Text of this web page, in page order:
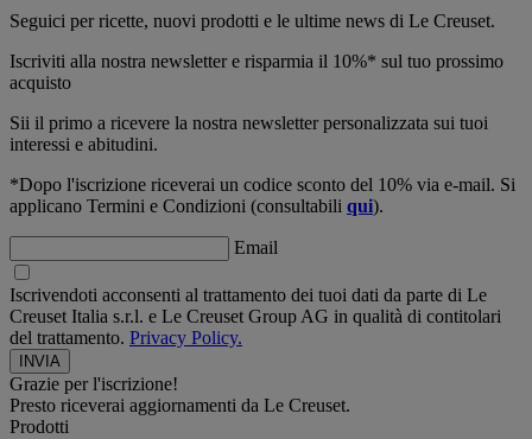
Seguici per ricette, nuovi prodotti e le ultime news di Le Creuset.
Iscriviti alla nostra newsletter e risparmia il 10%* sul tuo prossimo
acquisto
Sii il primo a ricevere la nostra newsletter personalizzata sui tuoi
interessi e abitudini.
*Dopo l'iscrizione riceverai un codice sconto del 10% via e-mail. Si
applicano Termini e Condizioni (consultabili qui).
Email
Iscrivendoti acconsenti al trattamento dei tuoi dati da parte di Le
Creuset Italia s.r.l. e Le Creuset Group AG in qualità di contitolari
del trattamento. Privacy Policy.
Grazie per l'iscrizione!
Presto riceverai aggiornamenti da Le Creuset.
Prodotti